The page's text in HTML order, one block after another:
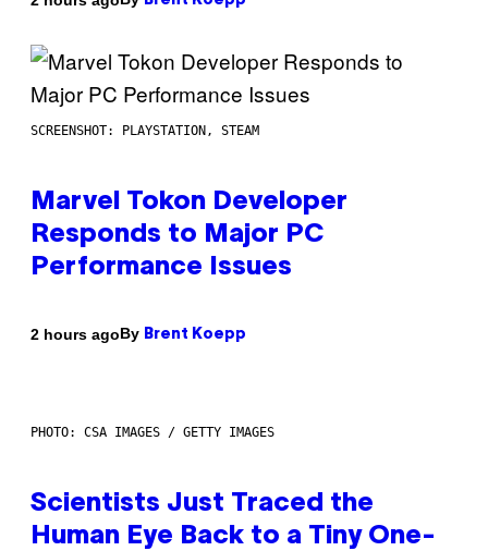
SCREENSHOT: PLAYSTATION, STEAM
Marvel Tokon Developer
Responds to Major PC
Performance Issues
2 hours agoBy Brent Koepp
PHOTO: CSA IMAGES / GETTY IMAGES
Scientists Just Traced the
Human Eye Back to a Tiny One-